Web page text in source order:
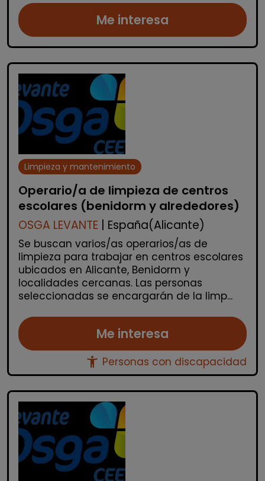
Me interesa
Limpieza y mantenimiento
Operario/a de limpieza de centros
escolares (benidorm y alrededores)
OSGA LEVANTE | España(Alicante)
Se buscan varios/as operarios/as de
limpieza para trabajar en centros escolares
ubicados en Alicante, Benidorm y
localidades cercanas. Las personas
seleccionadas se encargarán de la limp...
Me interesa
accessibility_new Personas con discapacidad